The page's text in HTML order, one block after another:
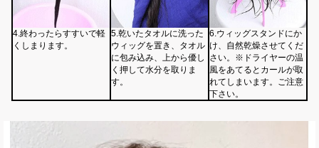
4.終わったらすすいで軽
くしまります。
5.乾いたタオルに洗った
ウィッグを置き、タオル
に包み込み、上から優し
く押して水分を取りま
す。
6.ウィッグスタンドにか
け、自然乾燥させてくだ
さい。※ドライヤーの温
風をあてるとカールが取
れてしまいます。ご注意
下さい。